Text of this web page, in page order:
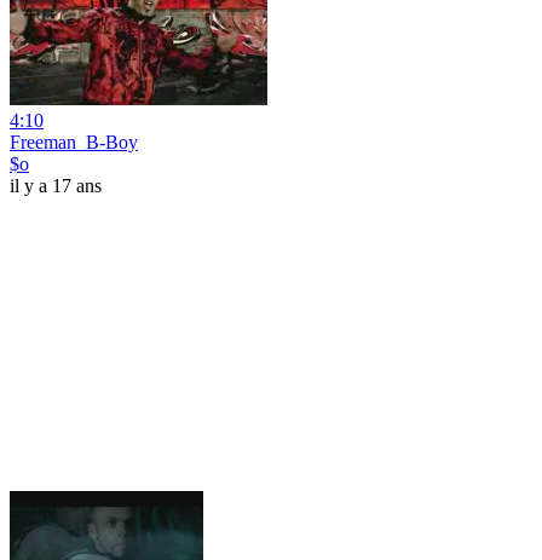
4:10
Freeman_B-Boy
$o
il y a 17 ans